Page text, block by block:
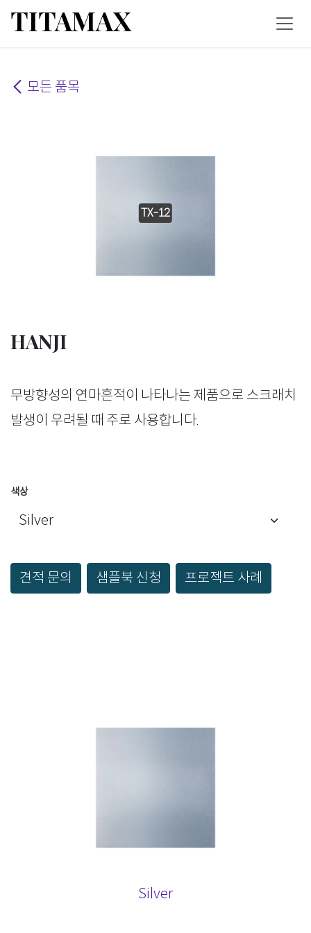
콘텐츠로 건너뛰기
TITAMAX
모든 품목
TX-12
HANJI
무방향성의 연마흔적이 나타나는 제품으로 스크래치
발생이 우려될 때 주로 사용합니다.
색상
견적 문의 샘플북 신청 프로젝트 사례
Silver